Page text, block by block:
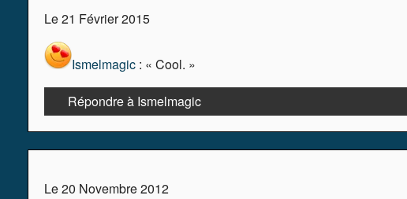
Le 21 Février 2015
Ismelmagic : « Cool. »
Répondre à Ismelmagic
Le 20 Novembre 2012